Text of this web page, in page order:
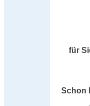
für
Schon